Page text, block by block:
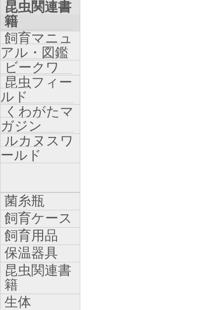
昆虫関連書
籍
飼育マニュ
アル・図鑑
ビークワ
昆虫フィー
ルド
くわがたマ
ガジン
ルカヌスワ
ールド
菌糸瓶
飼育ケース
飼育用品
保温器具
昆虫関連書
籍
生体